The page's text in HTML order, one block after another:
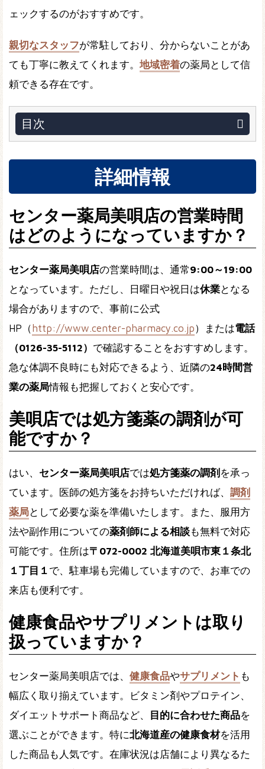
ェックするのがおすすめです。
親切なスタッフが常駐しており、分からないことがあ
ても丁寧に教えてくれます。 地域密着の薬局として信
頼できる存在です。
目次
詳細情報
センター薬局美唄店の営業時間
はどのようになっていますか？
センター薬局美唄店の営業時間は、通常9:00～19:00
となっています。ただし、日曜日や祝日は休業となる
場合がありますので、事前に公式
HP（http://www.center-pharmacy.co.jp）または電話
（0126-35-5112） で確認することをおすすめします。
急な体調不良時にも対応できるよう、近隣の24時間営
業の薬局情報も把握しておくと安心です。
美唄店では処方箋薬の調剤が可
能ですか？
はい、 センター薬局美唄店では処方箋薬の調剤 を承っ
ています。医師の処方箋をお持ちいただければ、 調剤
薬局として必要な薬を準備いたします。また、服用方
法や副作用についての薬剤師による相談も無料で対応
可能です。住所は〒072-0002 北海道美唄市東１条北
１丁目１ で、駐車場も完備していますので、お車での
来店も便利です。
健康食品やサプリメントは取り
扱っていますか？
センター薬局美唄店では、 健康食品やサプリメント も
幅広く取り揃えています。ビタミン剤やプロテイン、
ダイエットサポート商品など、 目的に合わせた商品を
選ぶことができます。特に北海道産の健康食材を活用
した商品も人気です。在庫状況は店舗により異なるた